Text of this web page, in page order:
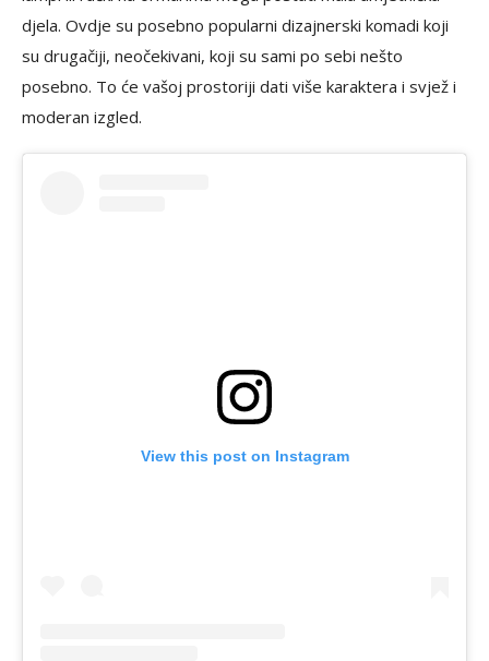
djela. Ovdje su posebno popularni dizajnerski komadi koji
su drugačiji, neočekivani, koji su sami po sebi nešto
posebno. To će vašoj prostoriji dati više karaktera i svjež i
moderan izgled.
View this post on Instagram